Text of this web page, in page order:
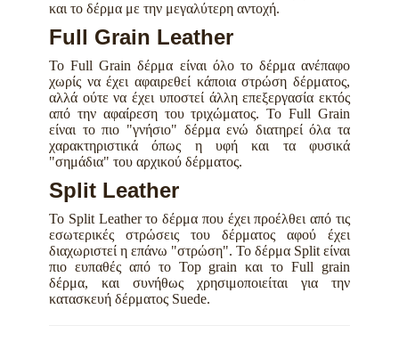
και το δέρμα με την μεγαλύτερη αντοχή.
Full Grain Leather
Το Full Grain δέρμα είναι όλο το δέρμα ανέπαφο
χωρίς να έχει αφαιρεθεί κάποια στρώση δέρματος,
αλλά ούτε να έχει υποστεί άλλη επεξεργασία εκτός
από την αφαίρεση του τριχώματος. Το Full Grain
είναι το πιο "γνήσιο" δέρμα ενώ διατηρεί όλα τα
χαρακτηριστικά όπως η υφή και τα φυσικά
"σημάδια" του αρχικού δέρματος.
Split Leather
Το Split Leather το δέρμα που έχει προέλθει από τις
εσωτερικές στρώσεις του δέρματος αφού έχει
διαχωριστεί η επάνω "στρώση". Το δέρμα Split είναι
πιο ευπαθές από το Top grain και το Full grain
δέρμα, και συνήθως χρησιμοποιείται για την
κατασκευή δέρματος Suede.